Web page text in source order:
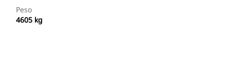
Peso
4605 kg